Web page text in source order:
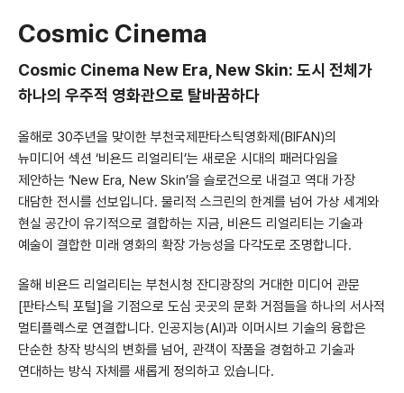
Cosmic Cinema
Cosmic Cinema New Era, New Skin: 도시 전체가
하나의 우주적 영화관으로 탈바꿈하다
올해로 30주년을 맞이한 부천국제판타스틱영화제(BIFAN)의
뉴미디어 섹션 ‘비욘드 리얼리티’는 새로운 시대의 패러다임을
제안하는 ‘New Era, New Skin’을 슬로건으로 내걸고 역대 가장
대담한 전시를 선보입니다. 물리적 스크린의 한계를 넘어 가상 세계와
현실 공간이 유기적으로 결합하는 지금, 비욘드 리얼리티는 기술과
예술이 결합한 미래 영화의 확장 가능성을 다각도로 조명합니다.
올해 비욘드 리얼리티는 부천시청 잔디광장의 거대한 미디어 관문
[판타스틱 포털]을 기점으로 도심 곳곳의 문화 거점들을 하나의 서사적
멀티플렉스로 연결합니다. 인공지능(AI)과 이머시브 기술의 융합은
단순한 창작 방식의 변화를 넘어, 관객이 작품을 경험하고 기술과
연대하는 방식 자체를 새롭게 정의하고 있습니다.